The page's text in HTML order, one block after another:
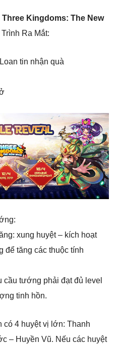
Three Kingdoms: The New
Ra Mắt:
tin nhận quà
xung huyệt – kích hoạt
để tăng các thuộc tính
cầu tướng phải đạt đủ level
tinh hồn.
có 4 huyệt vị lớn: Thanh
– Huyền Vũ. Nếu các huyệt